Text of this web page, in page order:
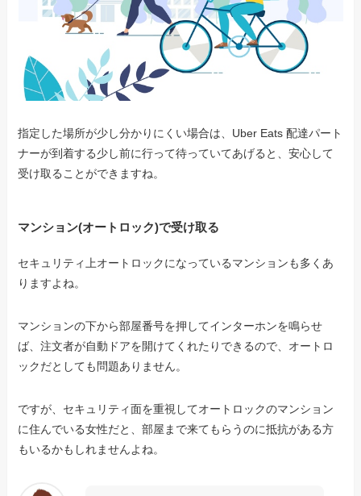
指定した場所が少し分かりにくい場合は、Uber Eats 配達パート
ナーが到着する少し前に行って待っていてあげると、安心して
受け取ることができますね。
マンション(オートロック)で受け取る
セキュリティ上オートロックになっているマンションも多くあ
りますよね。
マンションの下から部屋番号を押してインターホンを鳴らせ
ば、注文者が自動ドアを開けてくれたりできるので、オートロ
ックだとしても問題ありません。
ですが、セキュリティ面を重視してオートロックのマンション
に住んでいる女性だと、部屋まで来てもらうのに抵抗がある方
もいるかもしれませんよね。